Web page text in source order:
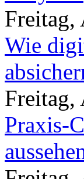
Freitag,
Wie
Freitag,
Praxis-